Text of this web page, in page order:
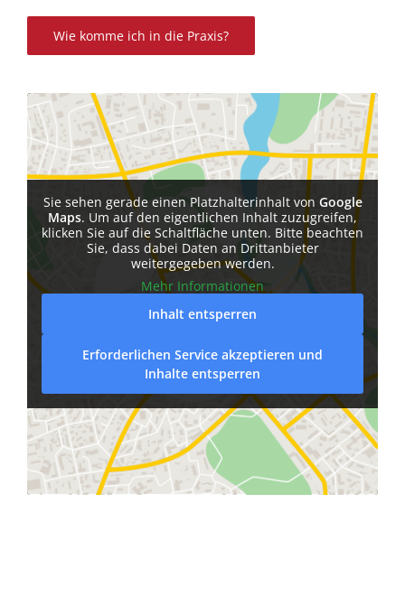
Wie komme ich in die Praxis?
Sie sehen gerade einen Platzhalterinhalt von Google
Maps. Um auf den eigentlichen Inhalt zuzugreifen,
klicken Sie auf die Schaltfläche unten. Bitte beachten
Sie, dass dabei Daten an Drittanbieter
weitergegeben werden.
Mehr Informationen
Inhalt entsperren
Erforderlichen Service akzeptieren und
Inhalte entsperren